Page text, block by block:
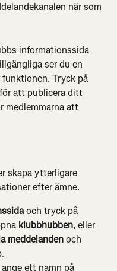
när som
informationssida
ser du en
Tryck på
att publicera ditt
medlemmarna att
skapa ytterligare
efter ämne.
och tryck på
klubbhubben, eller
meddelanden och
ett namn på